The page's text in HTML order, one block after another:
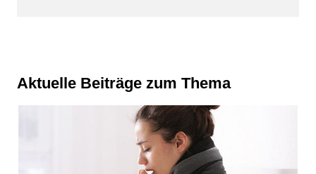
Aktuelle Beiträge zum Thema